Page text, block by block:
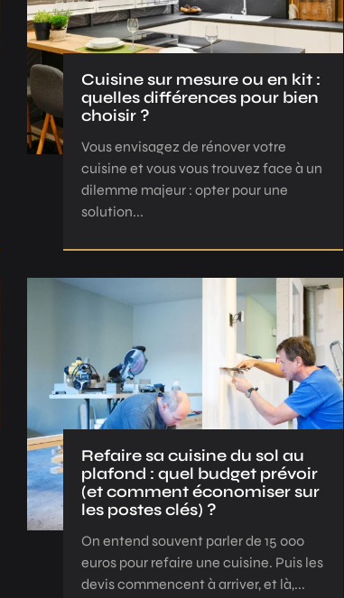
Cuisine sur mesure ou en kit :
quelles différences pour bien
choisir ?
Vous envisagez de rénover votre
cuisine et vous vous trouvez face à un
dilemme majeur : opter pour une
solution...
Refaire sa cuisine du sol au
plafond : quel budget prévoir
(et comment économiser sur
les postes clés) ?
On entend souvent parler de 15 000
euros pour refaire une cuisine. Puis les
devis commencent à arriver, et là,...